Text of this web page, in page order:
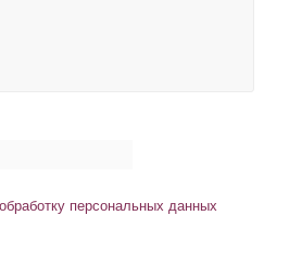
обработку персональных данных